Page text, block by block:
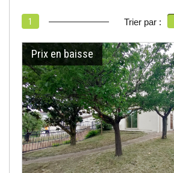
1 Trier par :
Prix en baisse